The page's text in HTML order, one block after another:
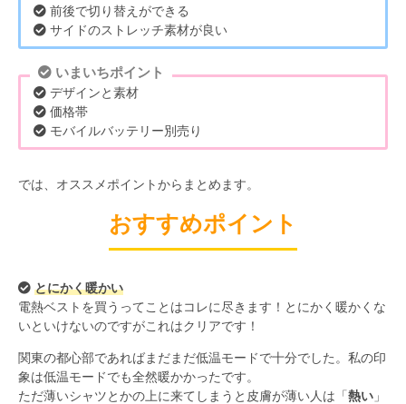
前後で切り替えができる
サイドのストレッチ素材が良い
いまいちポイント
デザインと素材
価格帯
モバイルバッテリー別売り
では、オススメポイントからまとめます。
おすすめポイント
とにかく暖かい
電熱ベストを買うってことはコレに尽きます！とにかく暖かくな
いといけないのですがこれはクリアです！
関東の都心部であればまだまだ低温モードで十分でした。私の印
象は低温モードでも全然暖かかったです。
ただ薄いシャツとかの上に来てしまうと皮膚が薄い人は「 熱い 」